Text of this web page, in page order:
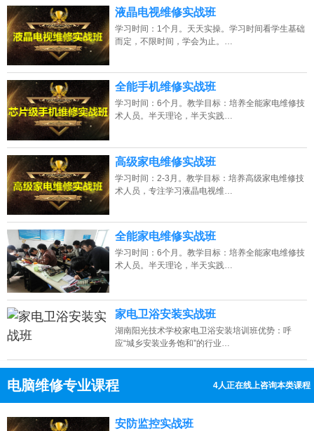
液晶电视维修实战班
学习时间：1个月。天天实操。学习时间看学生基础
而定，不限时间，学会为止。…
全能手机维修实战班
学习时间：6个月。教学目标：培养全能家电维修技
术人员。半天理论，半天实践…
高级家电维修实战班
学习时间：2-3月。教学目标：培养高级家电维修技
术人员，专注学习液晶电视维…
全能家电维修实战班
学习时间：6个月。教学目标：培养全能家电维修技
术人员。半天理论，半天实践…
家电卫浴安装实战班
湖南阳光技术学校家电卫浴安装培训班优势：呼
应“城乡安装业务饱和”的行业…
电脑维修专业课程 4人正在线上咨询本类课程
点击免费咨询电话：13807313137
安防监控实战班